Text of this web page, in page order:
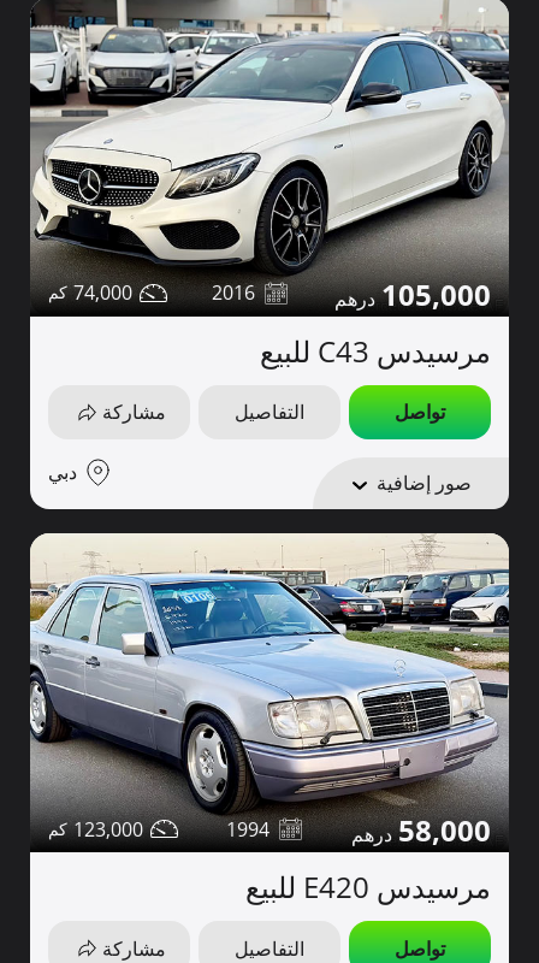
105,000
2016
74,000
مرسيدس C43 للبيع
تواصل التفاصيل مشاركة
صور إضافية دبي
58,000
1994
123,000
مرسيدس E420 للبيع
تواصل التفاصيل مشاركة